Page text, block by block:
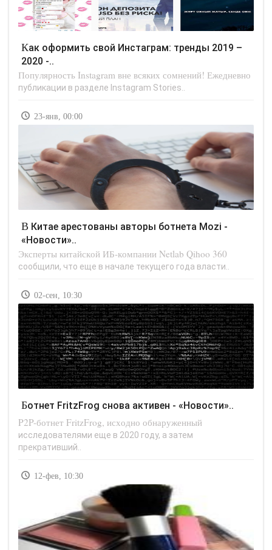
Как оформить свой Инстаграм: тренды 2019 –
2020 -..
Популярность Instagram вне всяких сомнений! Ежедневно
публикации в разделе Instagram Stories..
23-янв, 00:00
В Китае арестованы авторы ботнета Mozi -
«Новости»..
Эксперты китайской ИБ-компании Netlab Qihoo 360
сообщили, что еще в начале текущего года власти..
02-сен, 10:30
Ботнет FritzFrog снова активен - «Новости»..
P2P-ботнет FritzFrog, исходно обнаруженный
исследователями еще в 2020 году, а затем
прекративший..
12-фев, 10:30